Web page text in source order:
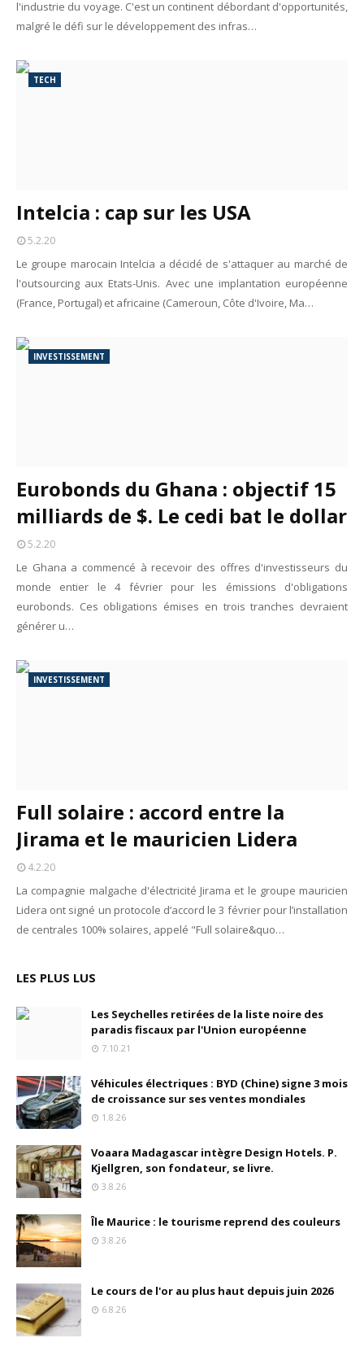
l'industrie du voyage. C'est un continent débordant d'opportunités,
malgré le défi sur le développement des infras…
TECH
Intelcia : cap sur les USA
5.2.20
Le groupe marocain Intelcia a décidé de s'attaquer au marché de
l'outsourcing aux Etats-Unis. Avec une implantation européenne
(France, Portugal) et africaine (Cameroun, Côte d'Ivoire, Ma…
INVESTISSEMENT
Eurobonds du Ghana : objectif 15
milliards de $. Le cedi bat le dollar
5.2.20
Le Ghana a commencé à recevoir des offres d'investisseurs du
monde entier le 4 février pour les émissions d'obligations
eurobonds. Ces obligations émises en trois tranches devraient
générer u…
INVESTISSEMENT
Full solaire : accord entre la
Jirama et le mauricien Lidera
4.2.20
La compagnie malgache d'électricité Jirama et le groupe mauricien
Lidera ont signé un protocole d’accord le 3 février pour l’installation
de centrales 100% solaires, appelé "Full solaire&quo…
LES PLUS LUS
Les Seychelles retirées de la liste noire des
paradis fiscaux par l'Union européenne
7.10.21
Véhicules électriques : BYD (Chine) signe 3 mois
de croissance sur ses ventes mondiales
1.8.26
Voaara Madagascar intègre Design Hotels. P.
Kjellgren, son fondateur, se livre.
3.8.26
Île Maurice : le tourisme reprend des couleurs
3.8.26
Le cours de l'or au plus haut depuis juin 2026
6.8.26